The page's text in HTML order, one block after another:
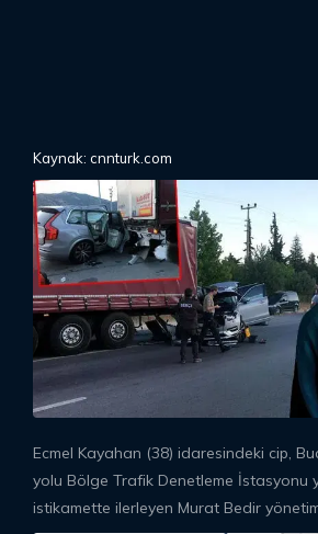
Kaynak: cnnturk.com
Ecmel Kayahan (38) idaresindeki cip,
yolu Bölge Trafik Denetleme İstasyonu
istikamette ilerleyen Murat Bedir